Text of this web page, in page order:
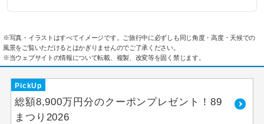
※写真・イラストはすべてイメージです。ご旅行中に必ずしも同じ角度・高度・天候での
風景をご覧いただけるとはかぎりませんのでご了承ください。
※当ウェブサイトの情報について転載、複製、改変等を固く禁じます。
PickUp
総額8,900万円分のクーポンプレゼント！89
まつり2026